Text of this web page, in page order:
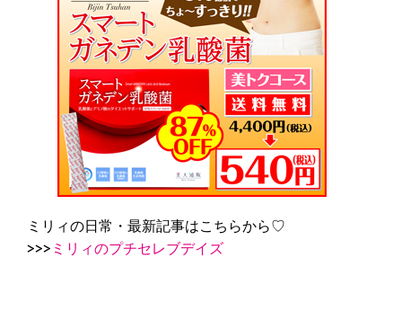
ミリィの日常・最新記事はこちらから♡
>>> ミリィのプチセレブデイズ